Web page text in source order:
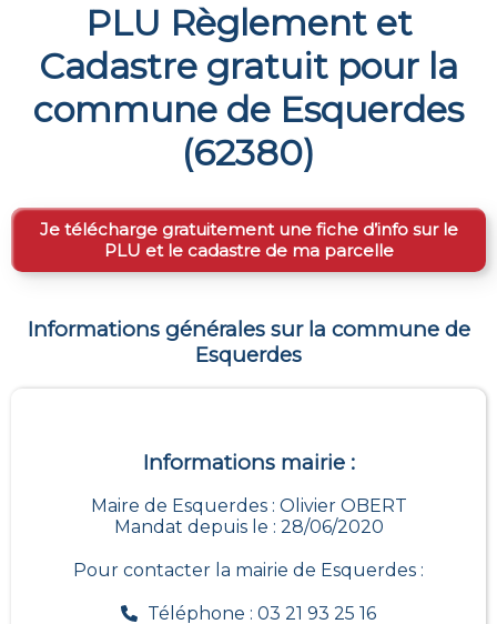
PLU Règlement et
Cadastre gratuit pour la
commune de Esquerdes
(62380)
Je télécharge gratuitement une fiche d’info sur le
PLU et le cadastre de ma parcelle
Informations générales sur la commune de
Esquerdes
Informations mairie :
Maire de Esquerdes : Olivier OBERT
Mandat depuis le : 28/06/2020
Pour contacter la mairie de Esquerdes :
Téléphone : 03 21 93 25 16